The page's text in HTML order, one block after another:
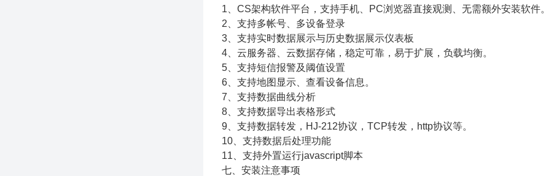
1、CS架构软件平台，支持手机、PC浏览器直接观测、无需额外安装软件。
2、支持多帐号、多设备登录
3、支持实时数据展示与历史数据展示仪表板
4、云服务器、云数据存储，稳定可靠，易于扩展，负载均衡。
5、支持短信报警及阈值设置
6、支持地图显示、查看设备信息。
7、支持数据曲线分析
8、支持数据导出表格形式
9、支持数据转发，HJ-212协议，TCP转发，http协议等。
10、支持数据后处理功能
11、支持外置运行javascript脚本
七、安装注意事项